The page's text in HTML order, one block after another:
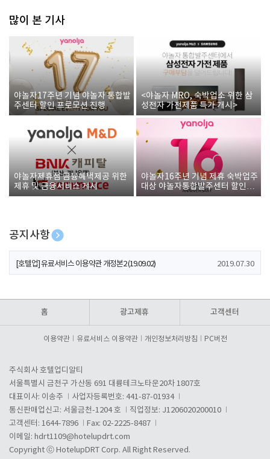
많이 본 기사
야놀자17주년 기념 야놀자 통합발
주센터 할인 프로모션 진행
<야놀자 MRO, 숙박업소 위한 삼
성전자 가전제품 특가 개시>
야놀자제휴점 금융혜택제공 위한
제휴 및 금융서비스 게시
야놀자16주년 기념 제휴 숙박업주
대상 야놀자통합발주센터 할인쿠
폰 증정
공지사항
[호텔업] 개인정보 처리방침 개정본1 (19.09.02)
[호텔업] 유료서비스 이용약관 개정본2 (19.09.02) 2019.07.30
홈 광고제휴 고객센터
이용약관 유료서비스 이용약관 개인정보처리방침 PC버전
주식회사 호텔업디알티
서울특별시 금천구 가산동 691 대륭테크노타운20차 1807호
대표이사: 이송주
사업자등록번호: 441-87-01934
통신판매업신고: 서울금천-1204 호
직업정보: J1206020200010
고객센터: 1644-7896
Fax: 02-2225-8487
이메일: hdrt1109@hotelupdrt.com
Copyright ⓒ HotelupDRT Corp. All Right Reserved.